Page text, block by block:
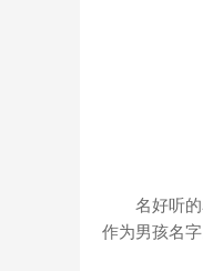
名好听
作为男孩名